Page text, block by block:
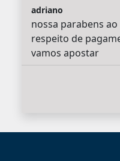
adriano
nossa parabens
respeito de
vamos apostar